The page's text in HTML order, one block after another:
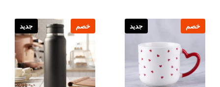
خصم جديد خصم جديد